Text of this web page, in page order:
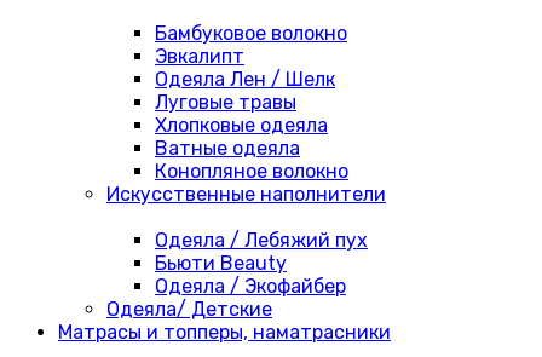
Бамбуковое волокно
Эвкалипт
Одеяла Лен / Шелк
Луговые травы
Хлопковые одеяла
Ватные одеяла
Конопляное волокно
Искусственные наполнители
Одеяла / Лебяжий пух
Бьюти Beauty
Одеяла / Экофайбер
Одеяла/ Детские
Матрасы и топперы, наматрасники